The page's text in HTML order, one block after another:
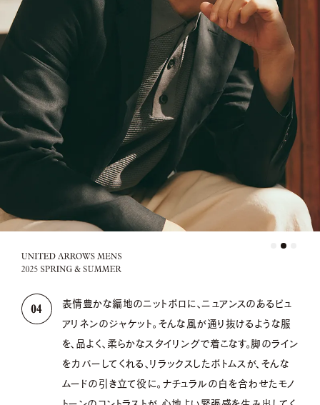
表情豊かな編地のニットポロに、ニュアンスのあるピュ
アリネンのジャケット。そんな風が通り抜けるような服
を、品よく、柔らかなスタイリングで着こなす。脚のライン
をカバーしてくれる、リラックスしたボトムスが、そんな
ムードの引き立て役に。ナチュラルの白を合わせたモノ